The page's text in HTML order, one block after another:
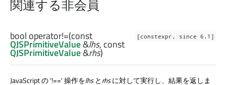
関連する非会員
[constexpr, since 6.1]
bool operator!=(const
QJSPrimitiveValue&lhs, const
QJSPrimitiveValue&rhs)
JavaScript の '!==' 操作をlhsとrhsに対して実行し、結果を返しま